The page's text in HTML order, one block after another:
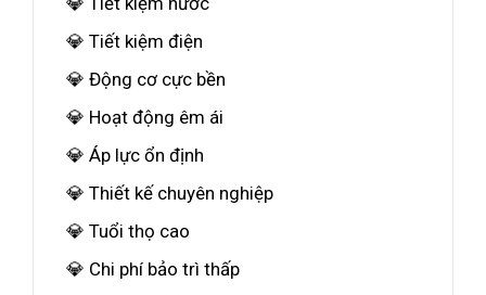
💎 Tiết kiệm điện
💎 Động cơ cực bền
💎 Hoạt động êm ái
💎 Áp lực ổn định
💎 Thiết kế chuyên nghiệp
💎 Tuổi thọ cao
💎 Chi phí bảo trì thấp